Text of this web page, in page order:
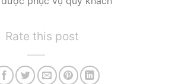
Rate this post